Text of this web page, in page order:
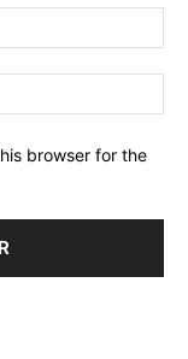
browser for the